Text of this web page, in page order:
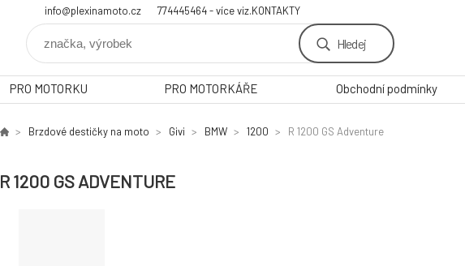
info@plexinamoto.cz 774445464 - více viz.KONTAKTY
Hledej
PRO MOTORKU PRO MOTORKÁŘE Obchodní podmínky
Brzdové destičky na moto Givi BMW 1200 R 1200 GS Adventure
R 1200 GS ADVENTURE